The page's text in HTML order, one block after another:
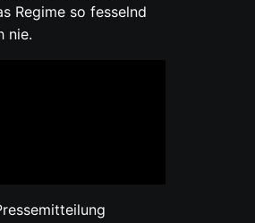
Regime so fesselnd
nie.